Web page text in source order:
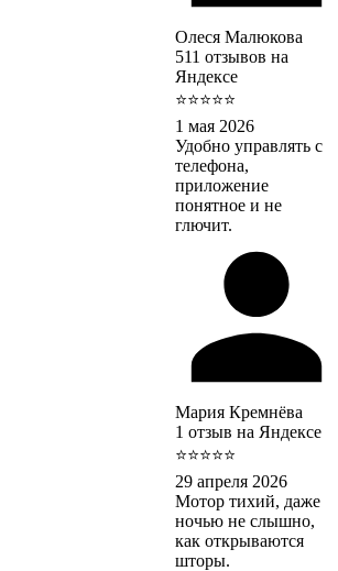
Олеся Малюкова
511 отзывов на
Яндексе
⭐⭐⭐⭐⭐
1 мая 2026
Удобно управлять с
телефона,
приложение
понятное и не
глючит.
Мария Кремнёва
1 отзыв на Яндексе
⭐⭐⭐⭐⭐
29 апреля 2026
Мотор тихий, даже
ночью не слышно,
как открываются
шторы.